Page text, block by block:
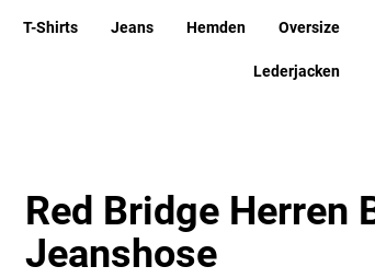
T-Shirts Jeans Hemden Oversize
Lederjacken
Red Bridge Herren
Jeanshose